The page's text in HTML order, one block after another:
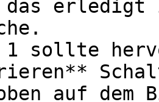
das
sollte
auf